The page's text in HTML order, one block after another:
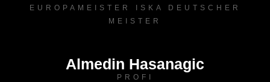
EUROPAMEISTER ISKA DEUTSCHER
MEISTER
Almedin Hasanagic
PROFI